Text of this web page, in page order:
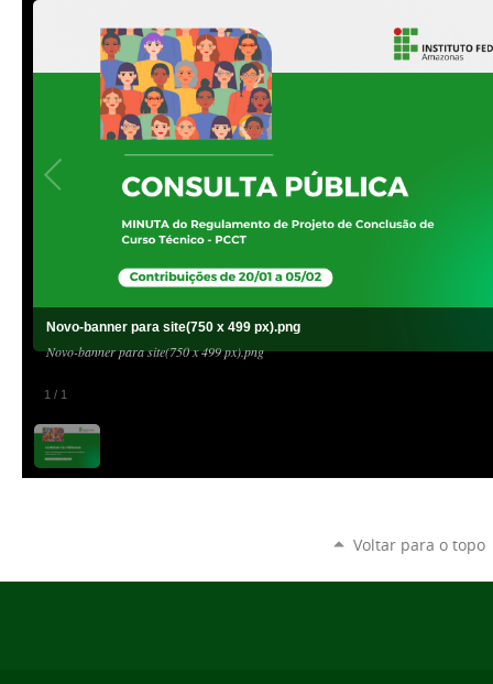
1 / 1
Novo-banner para site(750 x 499 px).png
Novo-banner para site(750 x 499 px).png
Voltar para o topo